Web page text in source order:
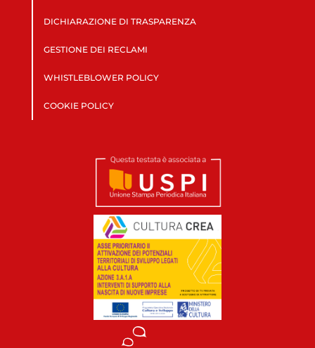
DICHIARAZIONE DI TRASPARENZA
GESTIONE DEI RECLAMI
WHISTLEBLOWER POLICY
COOKIE POLICY